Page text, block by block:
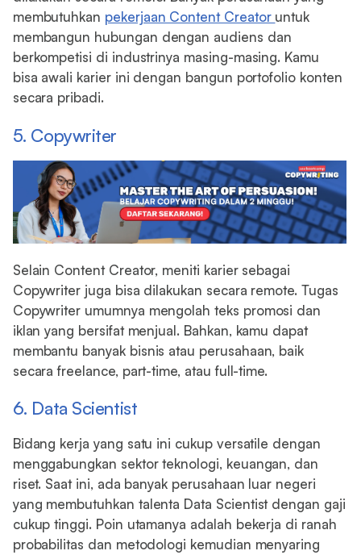
membutuhkan pekerjaan Content Creator untuk
membangun hubungan dengan audiens dan
berkompetisi di industrinya masing-masing. Kamu
bisa awali karier ini dengan bangun portofolio konten
secara pribadi.
5. Copywriter
Selain Content Creator, meniti karier sebagai
Copywriter juga bisa dilakukan secara remote. Tugas
Copywriter umumnya mengolah teks promosi dan
iklan yang bersifat menjual. Bahkan, kamu dapat
membantu banyak bisnis atau perusahaan, baik
secara freelance, part-time, atau full-time.
6. Data Scientist
Bidang kerja yang satu ini cukup versatile dengan
menggabungkan sektor teknologi, keuangan, dan
riset. Saat ini, ada banyak perusahaan luar negeri
yang membutuhkan talenta Data Scientist dengan gaji
cukup tinggi. Poin utamanya adalah bekerja di ranah
probabilitas dan metodologi kemudian menyaring